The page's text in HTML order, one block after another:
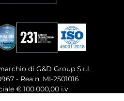
di G&D Group S.r.l.
- Rea n. MI-2501016
€ 100.000,00 i.v.